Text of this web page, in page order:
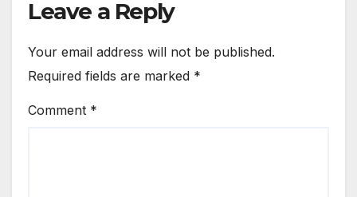
Leave a Reply
Your email address will not be published.
Required fields are marked *
Comment *